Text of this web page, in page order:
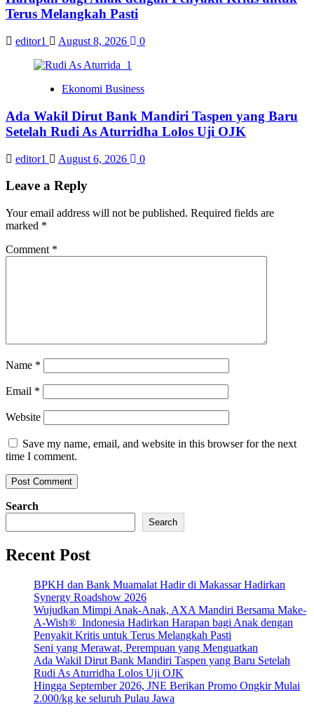
Terus Melangkah Pasti
editor1 August 8, 2026 0
Ekonomi Business
Ada Wakil Dirut Bank Mandiri Taspen yang Baru
Setelah Rudi As Aturridha Lolos Uji OJK
editor1 August 6, 2026 0
Leave a Reply
Your email address will not be published. Required fields are
marked *
Comment *
Name *
Email *
Website
Save my name, email, and website in this browser for the next
time I comment.
Search
Search
Recent Post
BPKH dan Bank Muamalat Hadir di Makassar Hadirkan
Synergy Roadshow 2026
Wujudkan Mimpi Anak-Anak, AXA Mandiri Bersama Make-
A-Wish® Indonesia Hadirkan Harapan bagi Anak dengan
Penyakit Kritis untuk Terus Melangkah Pasti
Seni yang Merawat, Perempuan yang Menguatkan
Ada Wakil Dirut Bank Mandiri Taspen yang Baru Setelah
Rudi As Aturridha Lolos Uji OJK
Hingga September 2026, JNE Berikan Promo Ongkir Mulai
2.000/kg ke seluruh Pulau Jawa